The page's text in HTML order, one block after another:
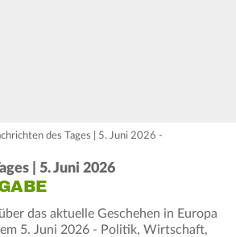
des Tages | 5. Juni 2026 -
| 5. Juni 2026
das aktuelle Geschehen in Europa
5. Juni 2026 - Politik, Wirtschaft,